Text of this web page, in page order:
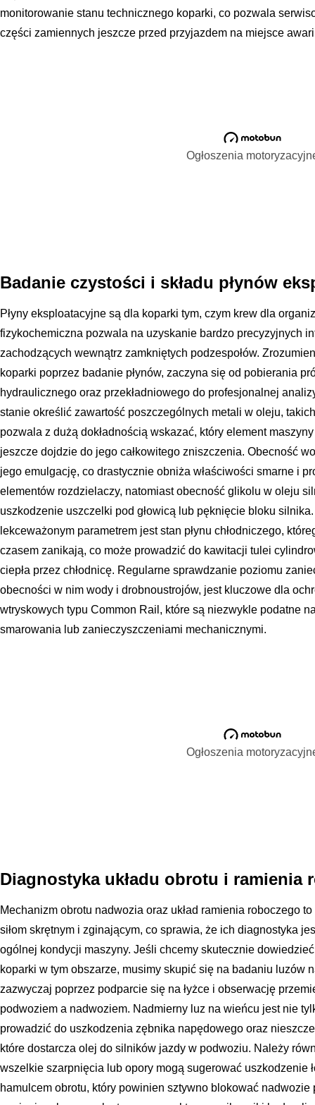
monitorowanie stanu technicznego koparki, co pozwala
części zamiennych jeszcze przed przyjazdem na miejsce
Ogłoszenia
Badanie czystości i składu płynów
Płyny eksploatacyjne są dla koparki tym, czym krew dla
fizykochemiczna pozwala na uzyskanie bardzo precyzyjnych
zachodzących wewnątrz zamkniętych podzespołów.
koparki poprzez badanie płynów, zaczyna się od pobierania
hydraulicznego oraz przekładniowego do profesjonalnej
stanie określić zawartość poszczególnych metali w oleju,
pozwala z dużą dokładnością wskazać, który element
jeszcze dojdzie do jego całkowitego zniszczenia. Obecność
jego emulgację, co drastycznie obniża właściwości smarne i
elementów rozdzielaczy, natomiast obecność glikolu w oleju
uszkodzenie uszczelki pod głowicą lub pęknięcie bloku
lekceważonym parametrem jest stan płynu chłodniczego,
czasem zanikają, co może prowadzić do kawitacji tulei
ciepła przez chłodnicę. Regularne sprawdzanie poziomu
obecności w nim wody i drobnoustrojów, jest kluczowe dla
wtryskowych typu Common Rail, które są niezwykle podatne
smarowania lub zanieczyszczeniami mechanicznymi.
Ogłoszenia
Diagnostyka układu obrotu i ramienia
Mechanizm obrotu nadwozia oraz układ ramienia roboczego
siłom skrętnym i zginającym, co sprawia, że ich diagnostyka
ogólnej kondycji maszyny. Jeśli chcemy skutecznie
koparki w tym obszarze, musimy skupić się na badaniu luzów
zazwyczaj poprzez podparcie się na łyżce i obserwację
podwoziem a nadwoziem. Nadmierny luz na wieńcu jest nie
prowadzić do uszkodzenia zębnika napędowego oraz
które dostarcza olej do silników jazdy w podwoziu. Należy
wszelkie szarpnięcia lub opory mogą sugerować uszkodzenie
hamulcem obrotu, który powinien sztywno blokować